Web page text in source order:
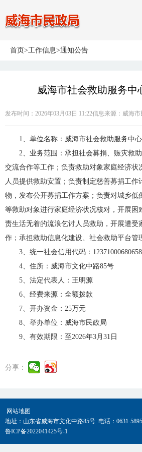
首页>工作信息>通知公告
威海市社会救助服务中
发布时间：2026年03月03日 11:22信息来源： 威海市
1、单位名称：威海市社会救助服务中心
2、业务范围：承担社会募捐、赈灾救
交流合作等工作；负责救助对象家庭经济状
人员提供救助安置；负责制定慈善募捐工作
物，发布公开募捐工作方案；负责对城乡低
等救助对象进行家庭经济状况核对，开展困
责生活无着的流浪乞讨人员救助，开展遭受
作；承担救助信息化建设、社会救助平台管
3、统一社会信用代码：
4、住所：威海市文化中路85号
5、法定代表人：王明源
6、经费来源：全额拨款
7、开办资金：25万元
8、举办单位：威海市民政局
9、有效期限：至2026年3月31日
分享：
网站地图
地址：山东省威海市文化中路85号 电话：0631-
鲁ICP备2022041425号-1